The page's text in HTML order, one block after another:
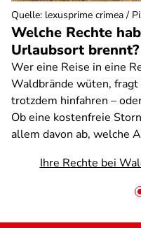
Welche Rechte
Urlaubsort brennt?
Wer eine Reise in eine
Waldbrände wüten, fragt
trotzdem hinfahren –
Ob eine kostenfreie
allem davon ab, welche
Ihre Rechte bei
Quelle: lexusprime crimea /